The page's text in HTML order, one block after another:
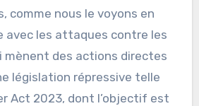
comme nous le voyons en
avec les attaques contre les
des actions directes
législation répressive telle
Act 2023, dont l’objectif est